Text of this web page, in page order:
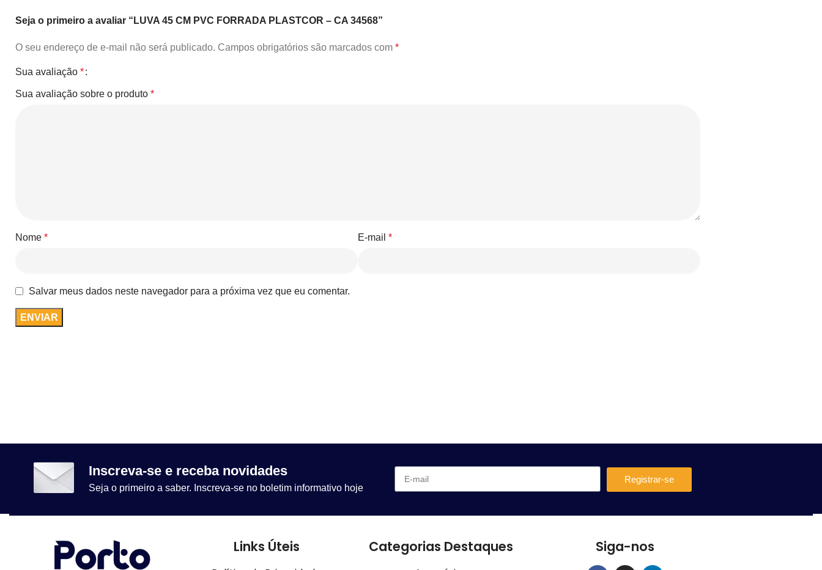
Seja o primeiro a avaliar “LUVA 45 CM PVC FORRADA PLASTCOR – CA 34568”
O seu endereço de e-mail não será publicado. Campos obrigatórios são marcados com *
Sua avaliação *
Sua avaliação sobre o produto *
Nome * E-mail *
Salvar meus dados neste navegador para a próxima vez que eu comentar.
Inscreva-se e receba novidades
Seja o primeiro a saber. Inscreva-se no boletim informativo hoje
Registrar-se
Links Úteis Categorias Destaques Siga-nos